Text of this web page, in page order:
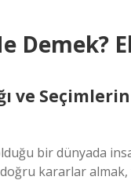
Demek?
ve
bir dünyada
doğru kararlar